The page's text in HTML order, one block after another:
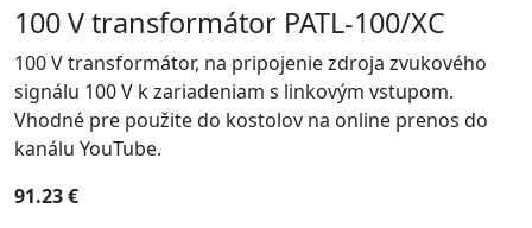
100 V transformátor PATL-100/XC
100 V transformátor, na pripojenie zdroja zvukového
signálu 100 V k zariadeniam s linkovým vstupom.
Vhodné pre použite do kostolov na online prenos do
kanálu YouTube.
91.23 €